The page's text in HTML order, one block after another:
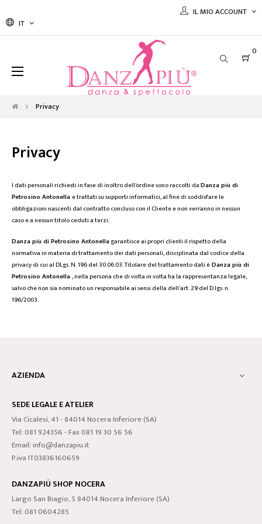
IT
IL MIO ACCOUNT
0
navigazione
Toggle
☰
Privacy
Privacy
I dati personali richiesti in fase di inoltro dell'ordine sono raccolti daDanza più di
Petrosino Antonella e trattati su supporti informatici, al fine di soddisfare le
obbligazioni nascenti dal contratto concluso con il Cliente e non verranno in nessun
caso e a nessun titolo ceduti a terzi.
Danza più di Petrosino Antonellagarantisce ai propri clienti il rispetto della
normativa in materia di trattamento dei dati personali, disciplinata dal codice della
privacy di cui al DLgs. N. 196 del 30.06.03. Titolare del trattamento dati èDanza più di
Petrosino Antonella, nella persona che di volta in volta ha la rappresentanza legale,
salvo che non sia nominato un responsabile ai sensi della dell'art. 29 del D.lgs. n.
196/2003.
AZIENDA 
SEDE LEGALE E ATELIER
Via Cicalesi, 41 - 84014 Nocera Inferiore (SA)
Tel: 081 924356 - Fax 081 19 30 56 56
Email: info@danzapiu.it
P.iva IT03836160659
DANZAPIÙ SHOP NOCERA
Largo San Biagio, 5 84014 Nocera Inferiore (SA)
Tel: 081 0604285